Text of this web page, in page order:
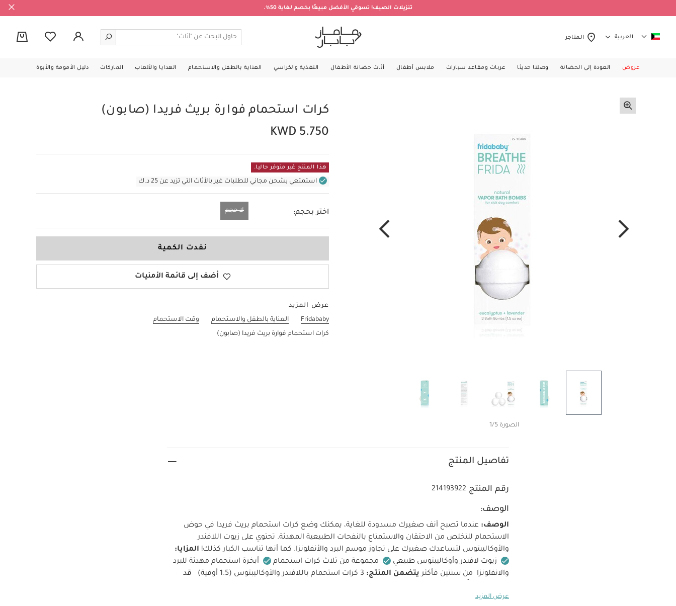
تنزيلات الصيف! تسوقي الأفضل مبيعًا بخصم لغاية 50%.
العربية المتاجر
عروض العودة إلى الحضانة وصلنا حديثا عربات ومقاعد سيارات ملابس أطفال أثاث حضانة الأطفال التغذية والكراسي العناية بالطفل والاستحمام الهدايا والألعاب الماركات دليل الأمومة والأبوة
الصورة 1/5
كرات استحمام فوارة بريث فريدا (صابون)
KWD 5.750
هذا المنتج غير متوفر حاليا.
استمتعي بشحن مجاني للطلبات غير بالأثاث التي تزيد عن 25 د.ك
اختر بحجم: لا حجم
نفدت الكمية
أضف إلى قائمة الأمنيات
عرض المزيد
Fridababy
العناية بالطفل والاستحمام
وقت الاستحمام
كرات استحمام فوارة بريث فريدا (صابون)
تفاصيل المنتج
رقم المنتج 214193922
الوصف:
الوصف: عندما تصبح أنف صغيرك مسدودة للغاية، يمكنك وضع كرات استحمام بريث فريدا في حوض
الاستحمام للتخلص من الاحتقان والاستمتاع بالنفحات الطبيعية المهدئة. تحتوي على زيوت اللافندر
والأوكاليبتوس لتساعدك صغيرك على تجاوز موسم البرد والأنفلونزا. كما أنها تناسب الكبار كذلك! المزايا:
زيوت لافندر وأوكاليبتوس طبيعي
مجموعة من ثلاث كرات استحمام
أبخرة استحمام مهدئة للبرد
والانفلونزا
من سنتين فأكثر يتضمن المنتج: 3 كرات استحمام باللافندر والأوكاليبتوس (1.5 أوقية)
قد
عضوية بلون أبيض - 3 قطع
عرض المزيد